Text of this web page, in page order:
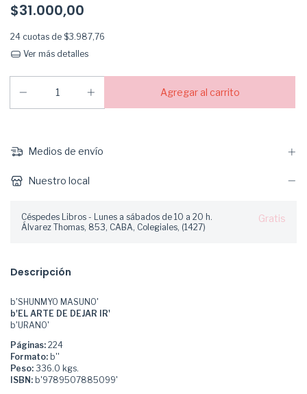
$31.000,00
24 cuotas de $3.987,76
Ver más detalles
Medios de envío
Nuestro local
Céspedes Libros - Lunes a sábados de 10 a 20 h.
Álvarez Thomas, 853, CABA, Colegiales, (1427)
Gratis
Descripción
b'SHUNMYO MASUNO'
b'EL ARTE DE DEJAR IR'
b'URANO'
Páginas: 224
Formato: b''
Peso: 336.0 kgs.
ISBN: b'9789507885099'